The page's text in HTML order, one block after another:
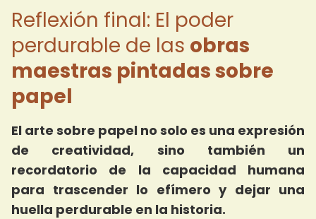
Reflexión final: El poder
perdurable de las obras
maestras pintadas sobre
papel
El arte sobre papel no solo es una expresión
de creatividad, sino también un
recordatorio de la capacidad humana
para trascender lo efímero y dejar una
huella perdurable en la historia.